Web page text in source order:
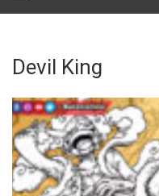
Devil King